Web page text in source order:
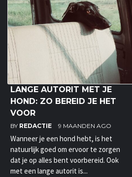
LANGE AUTORIT MET JE
HOND: ZO BEREID JE HET
VOOR
BY REDACTIE 9 MAANDEN AGO
Wanneer je een hond hebt, is het
natuurlijk goed om ervoor te zorgen
dat je op alles bent voorbereid. Ook
met een lange autorit is...